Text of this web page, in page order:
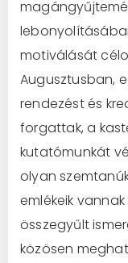
motiválását
Augusztusban,
rendezést és
forgattak, a
kutatómunkát
olyan
emlékeik
összegyűlt
közösen